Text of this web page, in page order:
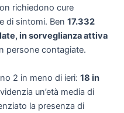
richiedono cure
di sintomi. Ben 17.332
in sorveglianza attiva
persone contagiate.
2 in meno di ieri: 18 in
un’età media di
la presenza di